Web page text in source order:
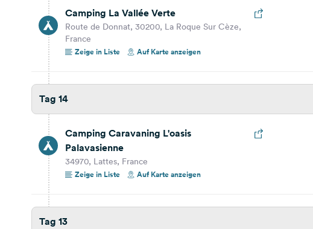
Camping les Brugues
Les Brugues, 11270, Fanjeaux, France
Auf Karte anzeigen
Tag 12
Autokarabanak Paseo de Berio
Paseo de Berio, 20018, Donostia-San Sebastián,
Spain
Camping La Vallée Verte
Route de Donnat, 30200, La Roque Sur Cèze,
France
Zeige in Liste
Auf Karte anzeigen
Tag 14
Camping Caravaning L'oasis
Palavasienne
34970, Lattes, France
Zeige in Liste
Auf Karte anzeigen
Tag 13